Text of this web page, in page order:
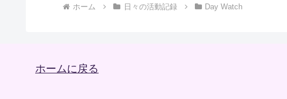
ホーム 日々の活動記録 Day Watch
ホームに戻る